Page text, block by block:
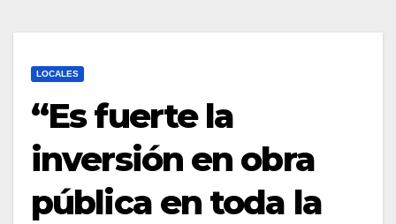
LOCALES
“Es fuerte la
inversión en obra
pública en toda la